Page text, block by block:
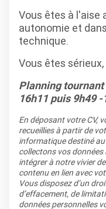
Vous êtes à l'aise
autonomie et
technique.
Vous êtes
Planning
16h11 puis 9h49 -
En déposant votre CV,
recueillies à partir de
informatique destiné au
collectons vos
intégrer à notre vivier
contenu en lien avec
Vous disposez d’un
d’effacement, de
données personnelles